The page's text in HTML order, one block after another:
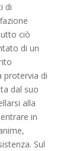
di
ciò
di un
protervia di
dal suo
alla
in
Sul